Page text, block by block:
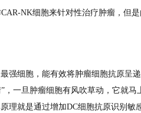
NK细胞来针对性治疗肿瘤，但
强细胞，能有效将肿瘤细胞抗原呈
，一旦肿瘤细胞有风吹草动，它就
理就是通过增加DC细胞抗原识别